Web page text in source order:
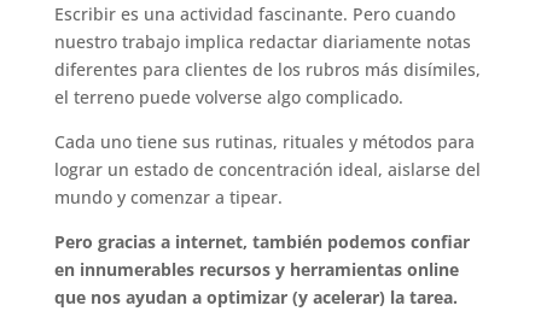
Escribir es una actividad fascinante. Pero cuando
nuestro trabajo implica redactar diariamente notas
diferentes para clientes de los rubros más disímiles,
el terreno puede volverse algo complicado.
Cada uno tiene sus rutinas, rituales y métodos para
lograr un estado de concentración ideal, aislarse del
mundo y comenzar a tipear.
Pero gracias a internet, también podemos confiar
en innumerables recursos y herramientas online
que nos ayudan a optimizar (y acelerar) la tarea.